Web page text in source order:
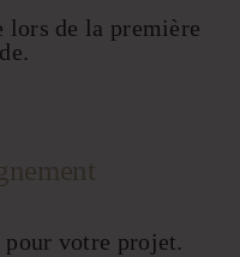
lors de la première
votre projet.